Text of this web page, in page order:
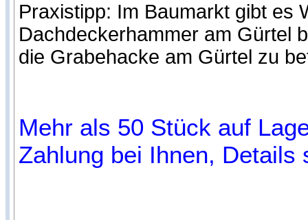
Praxistipp: Im Baumarkt gibt es
Dachdeckerhammer am Gürtel
die Grabehacke am Gürtel zu
Mehr als 50 Stück auf
Zahlung bei Ihnen, Details